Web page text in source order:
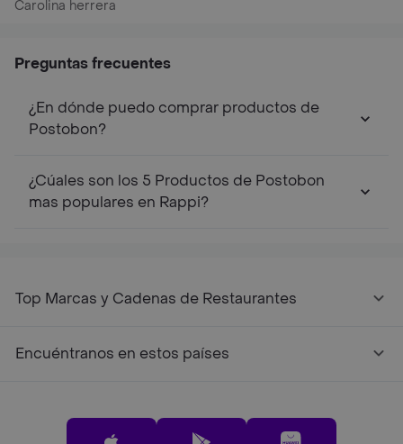
Carolina herrera
Preguntas frecuentes
¿En dónde puedo comprar productos de
Postobon?
¿Cúales son los 5 Productos de Postobon
mas populares en Rappi?
Top Marcas y Cadenas de Restaurantes
Encuéntranos en estos países